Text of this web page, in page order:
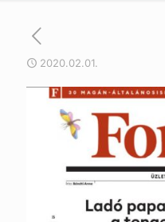
2020.02.01.